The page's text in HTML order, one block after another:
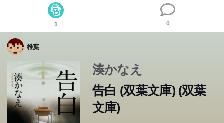
1 0
椎葉
湊かなえ
告白 (双葉文庫) (双葉
文庫)
「愛美は死にました。しかし事故ではありません。このク